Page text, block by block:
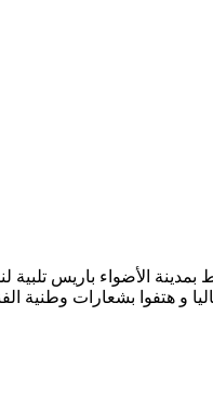
الأضواء باريس تلبية
و هتفوا بشعارات وطنية